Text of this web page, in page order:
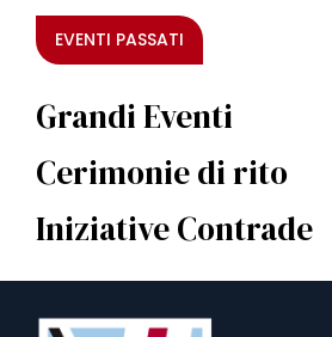
EVENTI PASSATI
Grandi Eventi
Cerimonie di rito
Iniziative Contrade